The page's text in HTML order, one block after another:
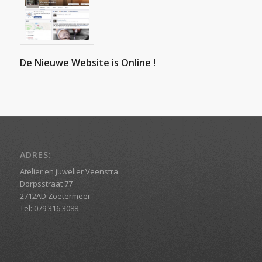
De Nieuwe Website is Online !
ADRES:
Atelier en juwelier Veenstra
Dorpsstraat 77
2712AD Zoetermeer
Tel: 079 316 3088